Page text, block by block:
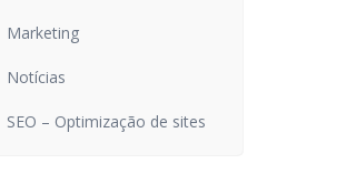
Marketing
Notícias
SEO – Optimização de sites